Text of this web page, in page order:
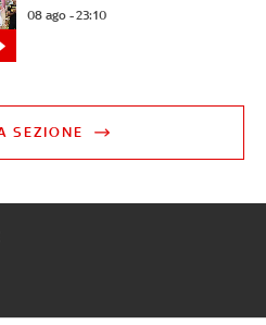
08 ago - 23:10
SEZIONE